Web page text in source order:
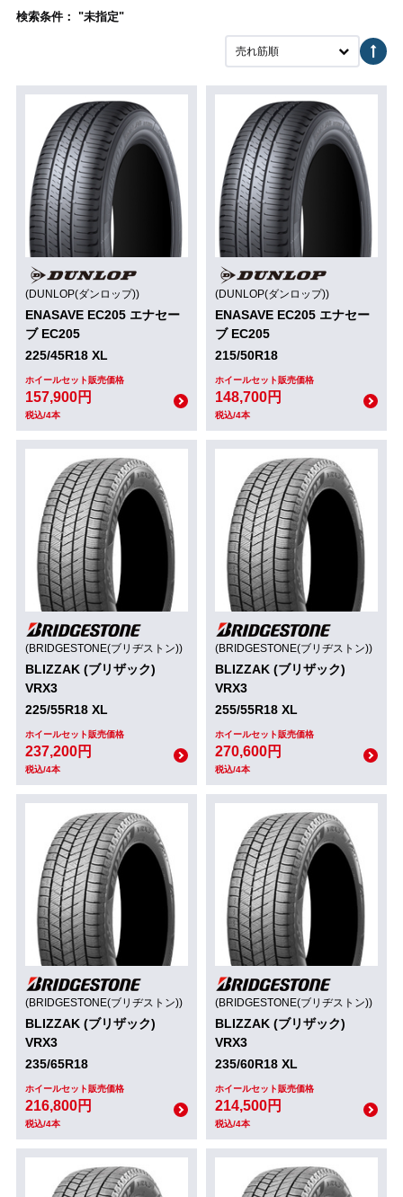
検索条件： "未指定"
売れ筋順
(DUNLOP(ダンロップ))
ENASAVE EC205 エナセー
ブ EC205
225/45R18 XL
ホイールセット販売価格
157,900円
税込/4本
(DUNLOP(ダンロップ))
ENASAVE EC205 エナセー
ブ EC205
215/50R18
ホイールセット販売価格
148,700円
税込/4本
(BRIDGESTONE(ブリヂストン))
BLIZZAK (ブリザック)
VRX3
225/55R18 XL
ホイールセット販売価格
237,200円
税込/4本
(BRIDGESTONE(ブリヂストン))
BLIZZAK (ブリザック)
VRX3
255/55R18 XL
ホイールセット販売価格
270,600円
税込/4本
(BRIDGESTONE(ブリヂストン))
BLIZZAK (ブリザック)
VRX3
235/65R18
ホイールセット販売価格
216,800円
税込/4本
(BRIDGESTONE(ブリヂストン))
BLIZZAK (ブリザック)
VRX3
235/60R18 XL
ホイールセット販売価格
214,500円
税込/4本